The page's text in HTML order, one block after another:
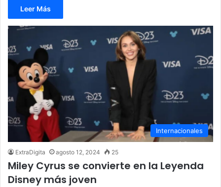
Leer Más
Internacionales
ExtraDigita agosto 12, 2024 25
Miley Cyrus se convierte en la Leyenda
Disney más joven